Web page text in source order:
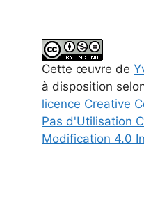
Cette œuvre de
à disposition
licence Creative
Pas d'Utilisation
Modification 4.0